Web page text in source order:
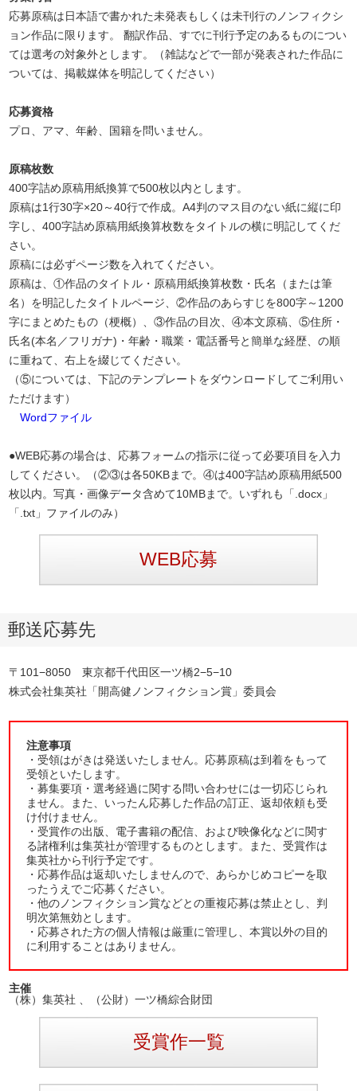
応募原稿は日本語で書かれた未発表もしくは未刊行のノンフィクシ
ョン作品に限ります。 翻訳作品、すでに刊行予定のあるものについ
ては選考の対象外とします。（雑誌などで一部が発表された作品に
ついては、掲載媒体を明記してください）
応募資格
プロ、アマ、年齢、国籍を問いません。
原稿枚数
400字詰め原稿用紙換算で500枚以内とします。
原稿は1行30字×20～40行で作成。A4判のマス目のない紙に縦に印
字し、400字詰め原稿用紙換算枚数をタイトルの横に明記してくだ
さい。
原稿には必ずページ数を入れてください。
原稿は、①作品のタイトル・原稿用紙換算枚数・氏名（または筆
名）を明記したタイトルページ、②作品のあらすじを800字～1200
字にまとめたもの（梗概）、③作品の目次、④本文原稿、⑤住所・
氏名(本名／フリガナ)・年齢・職業・電話番号と簡単な経歴、の順
に重ねて、右上を綴じてください。
（⑤については、下記のテンプレートをダウンロードしてご利用い
ただけます）
Wordファイル
●WEB応募の場合は、応募フォームの指示に従って必要項目を入力
してください。（②③は各50KBまで。④は400字詰め原稿用紙500
枚以内。写真・画像データ含めて10MBまで。いずれも「.docx」
「.txt」ファイルのみ）
WEB応募
郵送応募先
〒101−8050 東京都千代田区一ツ橋2−5−10
株式会社集英社「開高健ノンフィクション賞」委員会
注意事項
・受領はがきは発送いたしません。応募原稿は到着をもって
受領といたします。
・募集要項・選考経過に関する問い合わせには一切応じられ
ません。また、いったん応募した作品の訂正、返却依頼も受
け付けません。
・受賞作の出版、電子書籍の配信、および映像化などに関す
る諸権利は集英社が管理するものとします。また、受賞作は
集英社から刊行予定です。
・応募作品は返却いたしませんので、あらかじめコピーを取
ったうえでご応募ください。
・他のノンフィクション賞などとの重複応募は禁止とし、判
明次第無効とします。
・応募された方の個人情報は厳重に管理し、本賞以外の目的
に利用することはありません。
主催
（株）集英社 、（公財）一ツ橋綜合財団
受賞作一覧